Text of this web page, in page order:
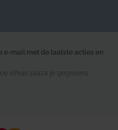
e-mail met de laatste acties en
inhuis plaza je gegevens